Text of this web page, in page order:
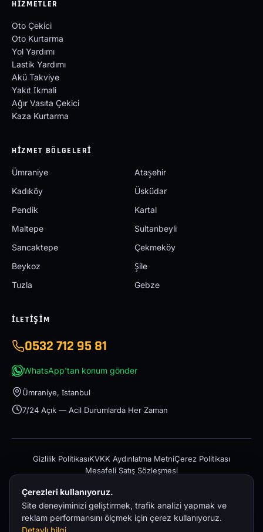
HIZMETLER
Oto Çekici
Oto Kurtarma
Yol Yardımı
Lastik Yardımı
Akü Takviye
Yakıt İkmali
Ağır Vasıta Çekici
Kaza Kurtarma
HIZMET BÖLGELERI
Ümraniye
Ataşehir
Kadıköy
Üsküdar
Pendik
Kartal
Maltepe
Sultanbeyli
Sancaktepe
Çekmeköy
Beykoz
Şile
Tuzla
Gebze
İLETIŞIM
0532 712 95 81
WhatsApp'tan konum gönder
Ümraniye, İstanbul
7/24 Açık — Acil Durumlarda Her Zaman
Gizlilik PolitikasıKVKK Aydınlatma MetniÇerez Politikası
Mesafeli Satış Sözleşmesi
Çerezleri kullanıyoruz.
Site deneyiminizi geliştirmek, trafik analizi yapmak ve
reklam performansını ölçmek için çerez kullanıyoruz.
Detaylı bilgi